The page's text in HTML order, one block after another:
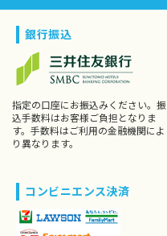
銀行振込
指定の口座にお振込みください。振
込手数料はお客様ご負担となりま
す。手数料はご利用の金融機関によ
り異なります。
コンビニエンス決済